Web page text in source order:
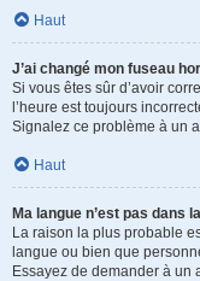
Haut
J’ai changé mon fuseau
Si vous êtes sûr d’avoir
l’heure est toujours
Signalez ce problème à un
Haut
Ma langue n’est pas dans
La raison la plus probable
langue ou bien que
Essayez de demander à un